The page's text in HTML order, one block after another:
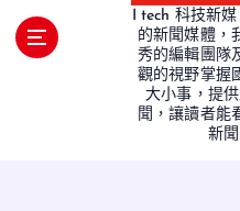
I tech 科技新
的新聞媒體，
秀的編輯團隊
觀的視野掌握
大小事，提
聞，讓讀者能
新